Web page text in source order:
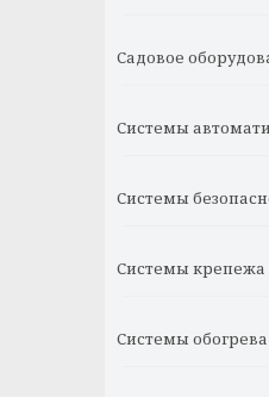
Садовое
Системы
Системы
Системы крепежа
Системы